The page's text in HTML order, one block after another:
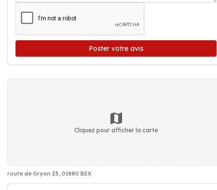
Poster votre avis
Cliquez pour afficher la carte
route de Gryon 23, 01880 BEX